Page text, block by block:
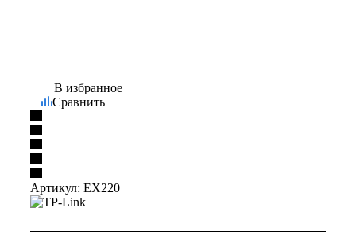
В избранное
Сравнить
Артикул: EX220